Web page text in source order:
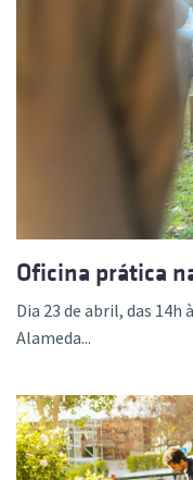
Oficina prática
Dia 23 de abril, das 14h
Alameda...